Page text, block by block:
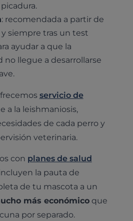
: recomendada a partir de
y siempre tras un test
ayudar a que la
no llegue a desarrollarse
servicio de
a la leishmaniosis,
de cada perro y
veterinaria.
con planes de salud
la pauta de
de tu mascota a un
más económicoque
por separado.